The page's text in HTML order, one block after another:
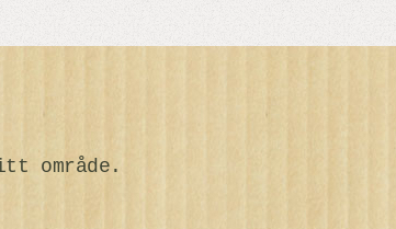
område.